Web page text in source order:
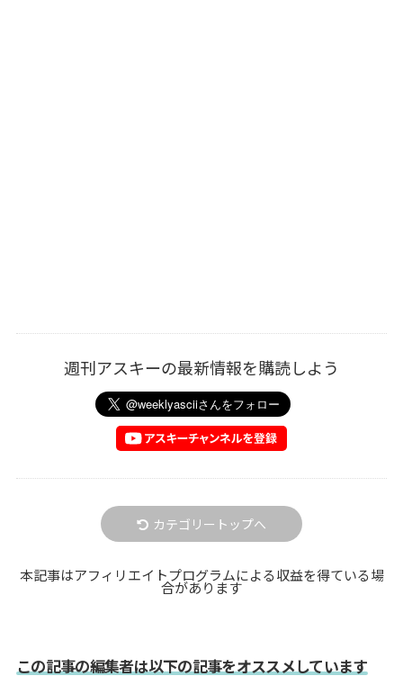
週刊アスキーの最新情報を購読しよう
カテゴリートップへ
本記事はアフィリエイトプログラムによる収益を得ている場
合があります
この記事の編集者は以下の記事をオススメしています